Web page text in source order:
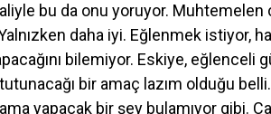
bu da onu yoruyor.
daha iyi. Eğlenmek istiyor,
bilemiyor. Eskiye, eğlenceli
tutunacağı bir amaç lazım olduğu
yapacak bir şey bulamıyor gibi.